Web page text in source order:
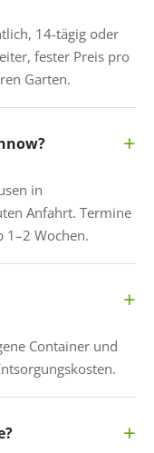
14-tägig oder
fester Preis pro
Garten.
in
Anfahrt. Termine
1–2 Wochen.
Container und